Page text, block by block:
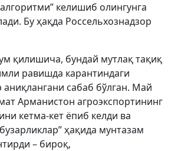
келишиб олингунга
Бу ҳақда Россельхознадзор
қилишича, бундай мутлақ тақиқ
равишда карантиндаги
аниқлангани сабаб бўлган. Май
Арманистон агроэкспортининг
кетма-кет ёпиб келди ва
ҳақида мунтазам
– бироқ,